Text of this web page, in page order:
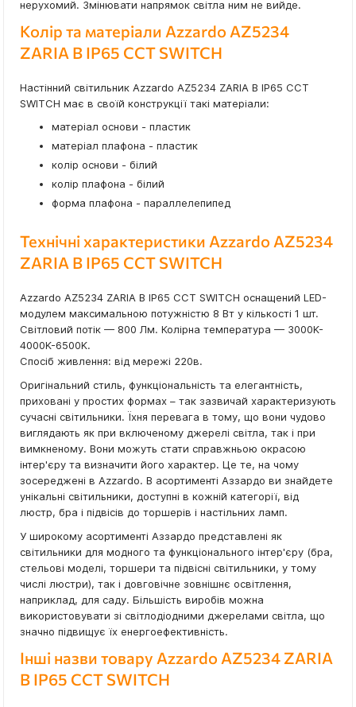
нерухомий. Змінювати напрямок світла ним не вийде.
Колір та матеріали Azzardo AZ5234
ZARIA B IP65 CCT SWITCH
Настінний світильник Azzardo AZ5234 ZARIA B IP65 CCT
SWITCH має в своїй конструкції такі матеріали:
матеріал основи - пластик
матеріал плафона - пластик
колір основи - білий
колір плафона - білий
форма плафона - параллелепипед
Технічні характеристики Azzardo AZ5234
ZARIA B IP65 CCT SWITCH
Azzardo AZ5234 ZARIA B IP65 CCT SWITCH оснащений LED-
модулем максимальною потужністю 8 Вт у кількості 1 шт.
Світловий потік — 800 Лм. Колірна температура — 3000K-
4000K-6500K.
Спосіб живлення: від мережі 220в.
Оригінальний стиль, функціональність та елегантність,
приховані у простих формах – так зазвичай характеризують
сучасні світильники. Їхня перевага в тому, що вони чудово
виглядають як при включеному джерелі світла, так і при
вимкненому. Вони можуть стати справжньою окрасою
інтер'єру та визначити його характер. Це те, на чому
зосереджені в Azzardo. В асортименті Аззардо ви знайдете
унікальні світильники, доступні в кожній категорії, від
люстр, бра і підвісів до торшерів і настільних ламп.
У широкому асортименті Аззардо представлені як
світильники для модного та функціонального інтер'єру (бра,
стельові моделі, торшери та підвісні світильники, у тому
числі люстри), так і довговічне зовнішнє освітлення,
наприклад, для саду. Більшість виробів можна
використовувати зі світлодіодними джерелами світла, що
значно підвищує їх енергоефективність.
Інші назви товару Azzardo AZ5234 ZARIA
B IP65 CCT SWITCH